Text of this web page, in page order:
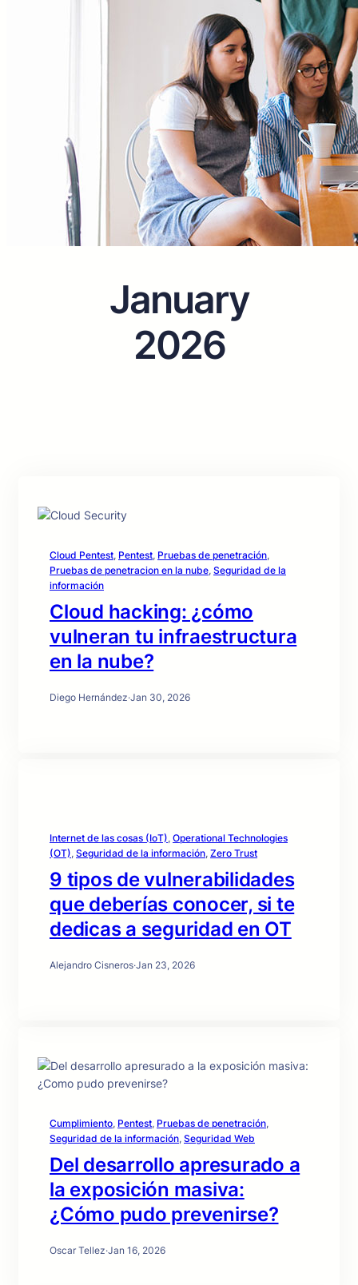
January
2026
Cloud Pentest, Pentest, Pruebas de penetración
Pruebas de penetracion en la nube, Seguridad de la
información
Cloud hacking: ¿cómo
vulneran tu infraestructura
en la nube?
Diego Hernández·Jan 30, 2026
Internet de las cosas (IoT), Operational Technologies
(OT), Seguridad de la información, Zero Trust
9 tipos de vulnerabilidades
que deberías conocer, si te
dedicas a seguridad en OT
Alejandro Cisneros·Jan 23, 2026
Cumplimiento, Pentest, Pruebas de penetración
Seguridad de la información, Seguridad Web
Del desarrollo apresurado a
la exposición masiva:
¿Cómo pudo prevenirse?
Oscar Tellez·Jan 16, 2026